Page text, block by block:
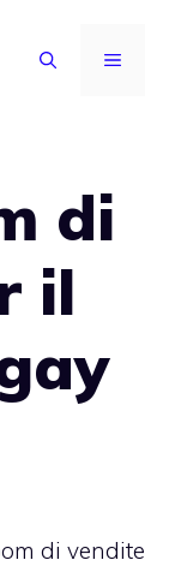
MENU
di
il
di vendite